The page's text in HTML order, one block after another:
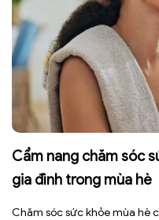
Cẩm nang chăm sóc
gia đình trong mùa hè
Chăm sóc sức khỏe mùa hè